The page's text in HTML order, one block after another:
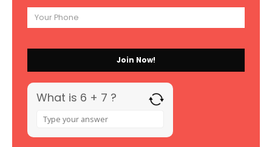
What is 6 + 7 ?
for